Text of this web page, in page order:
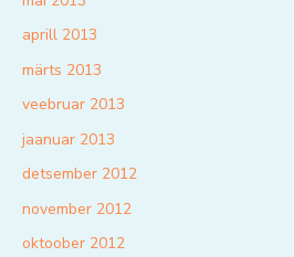
aprill 2013
märts 2013
veebruar 2013
jaanuar 2013
detsember 2012
november 2012
oktoober 2012